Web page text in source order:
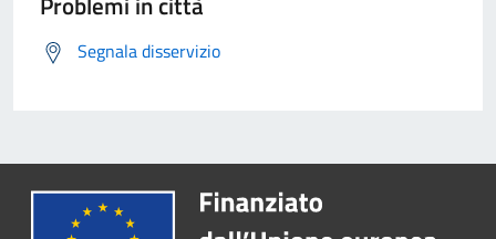
Segnala disservizio